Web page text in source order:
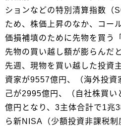
ションなどの特別清算指数（
ため、株価上昇のなか、コー
価損補填のために先物を買う
先物の買い越し額が膨らんだ
先週、現物を買い越した投資
資家が9557億円、（海外投資
己が2995億円、（自社株買
億円となり、3主体合計で1兆
ら新NISA（少額投資非課税